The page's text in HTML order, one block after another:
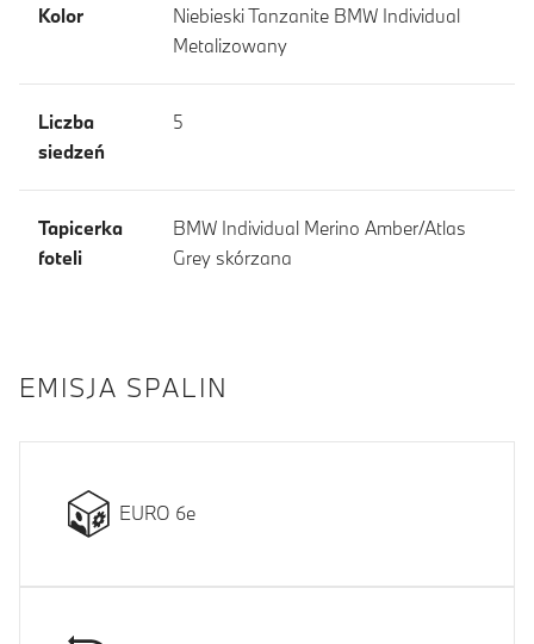
Kolor
Niebieski Tanzanite BMW Individual
Metalizowany
Liczba
siedzeń
5
Tapicerka
foteli
BMW Individual Merino Amber/Atlas
Grey skórzana
EMISJA SPALIN
EURO 6e